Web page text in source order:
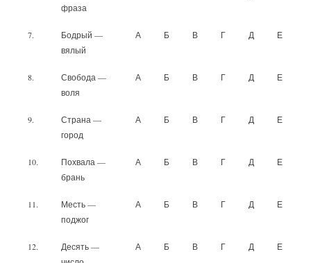
фраза
7.
Бодрый —
вялый
А Б В Г Д Е
8.
Свобода —
воля
А Б В Г Д Е
9.
Страна —
город
А Б В Г Д Е
10.
Похвала —
брань
А Б В Г Д Е
11.
Месть —
поджог
А Б В Г Д Е
12.
Десять —
А Б В Г Д Е